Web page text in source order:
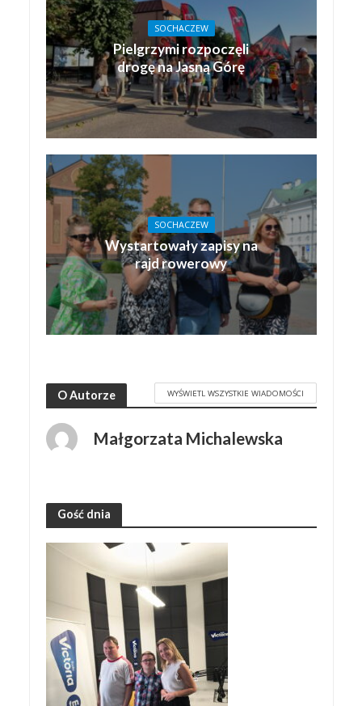
SOCHACZEW
Pielgrzymi rozpoczęli
drogę na Jasną Górę
SOCHACZEW
Wystartowały zapisy na
rajd rowerowy
O Autorze WYŚWIETL WSZYSTKIE WIADOMOŚCI
Małgorzata Michalewska
Gość dnia